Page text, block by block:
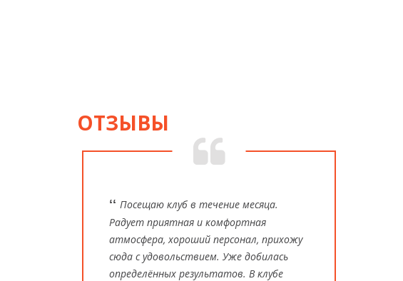
ОТЗЫВЫ
ʻʻПосещаю клуб в течение месяца.
Радует приятная и комфортная
атмосфера, хороший персонал, прихожу
сюда с удовольствием. Уже добилась
определённых результатов. В клубе